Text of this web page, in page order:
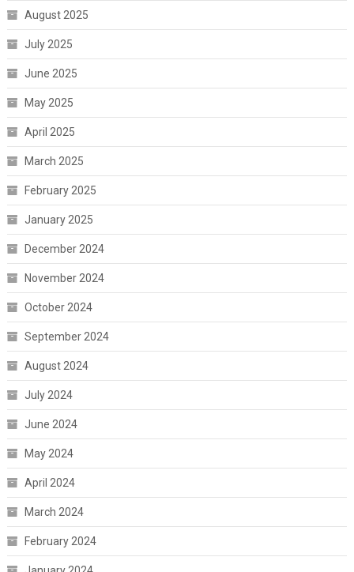
August 2025
July 2025
June 2025
May 2025
April 2025
March 2025
February 2025
January 2025
December 2024
November 2024
October 2024
September 2024
August 2024
July 2024
June 2024
May 2024
April 2024
March 2024
February 2024